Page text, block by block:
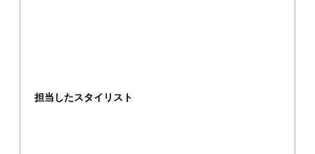
担当したスタイリスト